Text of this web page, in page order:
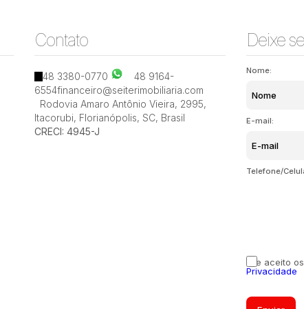
Florianópolis, Santa
Ingleses do Rio Vermelho,
Catarina, Brasil
Contato
48 3380-0770
48 9164-
6554financeiro@seiterimobiliaria.com
Rodovia Amaro Antônio Vieira, 2995,
Itacorubi, Florianópolis, SC, Brasil
CRECI: 4945-J
Deixe
Nome:
E-mail:
Telefone/
Li e aceito os
Privacidade